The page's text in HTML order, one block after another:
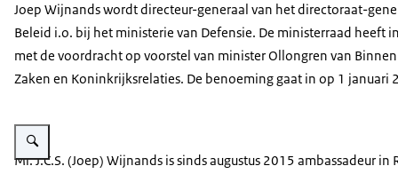
Joep Wijnands wordt directeur-generaal van het directoraat-
Beleid i.o. bij het ministerie van Defensie. De ministerraad heeft
met de voordracht op voorstel van minister Ollongren van
Zaken en Koninkrijksrelaties. De benoeming gaat in op 1 januari
Vergroot afbeelding Joep Wijnands
Mr. J.C.S. (Joep) Wijnands is sinds augustus 2015 ambassadeur